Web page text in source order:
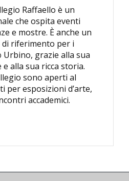
Raffaello è un
che ospita eventi
e mostre. È anche un
riferimento per i
grazie alla sua
alla sua ricca storia.
sono aperti al
per esposizioni d’arte,
accademici.